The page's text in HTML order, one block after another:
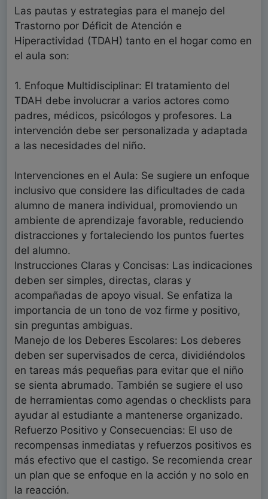
Las pautas y estrategias para el manejo del
Trastorno por Déficit de Atención e
Hiperactividad (TDAH) tanto en el hogar como en
el aula son:
1. Enfoque Multidisciplinar: El tratamiento del
TDAH debe involucrar a varios actores como
padres, médicos, psicólogos y profesores. La
intervención debe ser personalizada y adaptada
a las necesidades del niño.
Intervenciones en el Aula: Se sugiere un enfoque
inclusivo que considere las dificultades de cada
alumno de manera individual, promoviendo un
ambiente de aprendizaje favorable, reduciendo
distracciones y fortaleciendo los puntos fuertes
del alumno.
Instrucciones Claras y Concisas: Las indicaciones
deben ser simples, directas, claras y
acompañadas de apoyo visual. Se enfatiza la
importancia de un tono de voz firme y positivo,
sin preguntas ambiguas.
Manejo de los Deberes Escolares: Los deberes
deben ser supervisados de cerca, dividiéndolos
en tareas más pequeñas para evitar que el niño
se sienta abrumado. También se sugiere el uso
de herramientas como agendas o checklists para
ayudar al estudiante a mantenerse organizado.
Refuerzo Positivo y Consecuencias: El uso de
recompensas inmediatas y refuerzos positivos es
más efectivo que el castigo. Se recomienda crear
un plan que se enfoque en la acción y no solo en
la reacción.